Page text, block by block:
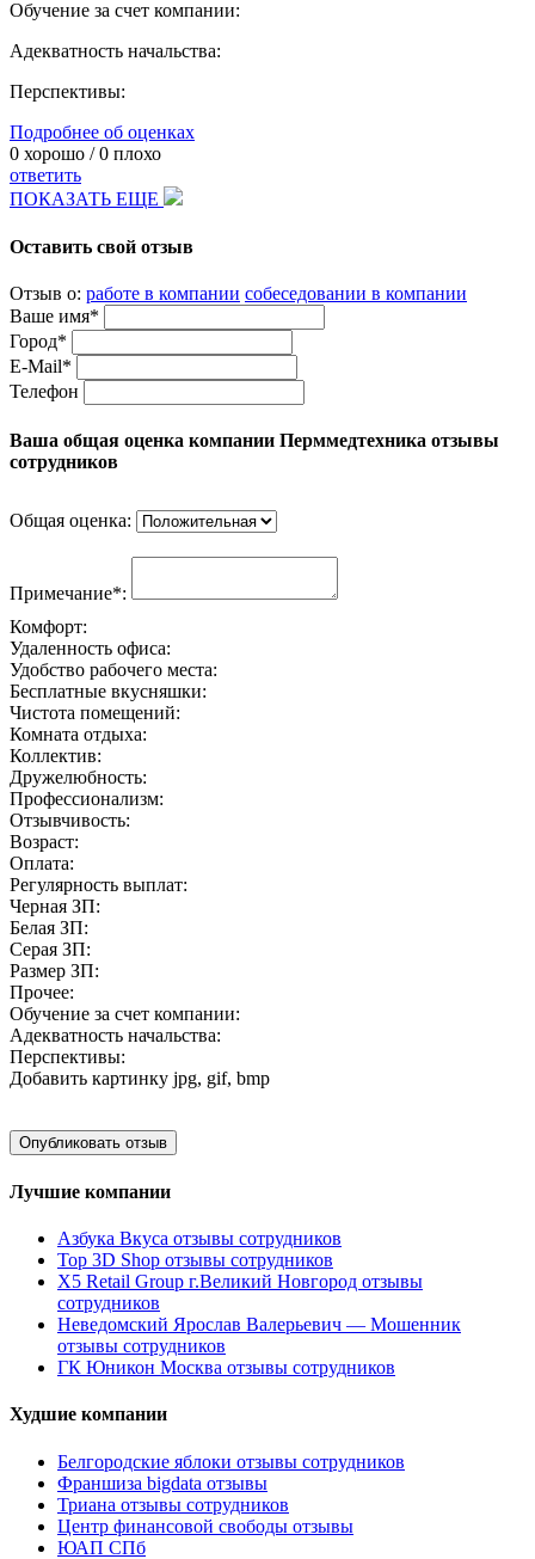
Обучение за счет компании:
Адекватность начальства:
Перспективы:
Подробнее об оценках
0 хорошо /0 плохо
ответить
ПОКАЗАТЬ ЕЩЕ
Оставить свой отзыв
Отзыв о: работе в компании собеседовании в компании
Ваше имя*
Город*
E-Mail*
Телефон
Ваша общая оценка компании Перммедтехника отзывы
сотрудников
Общая оценка:
Примечание*:
Комфорт:
Удаленность офиса:
Удобство рабочего места:
Бесплатные вкусняшки:
Чистота помещений:
Комната отдыха:
Коллектив:
Дружелюбность:
Профессионализм:
Отзывчивость:
Возраст:
Оплата:
Регулярность выплат:
Черная ЗП:
Белая ЗП:
Серая ЗП:
Размер ЗП:
Прочее:
Обучение за счет компании:
Адекватность начальства:
Перспективы:
Добавить картинку jpg, gif, bmp
Лучшие компании
Азбука Вкуса отзывы сотрудников
Top 3D Shop отзывы сотрудников
X5 Retail Group г.Великий Новгород отзывы
сотрудников
Неведомский Ярослав Валерьевич — Мошенник
отзывы сотрудников
ГК Юникон Москва отзывы сотрудников
Худшие компании
Белгородские яблоки отзывы сотрудников
Франшиза bigdata отзывы
Триана отзывы сотрудников
Центр финансовой свободы отзывы
ЮАП СПб